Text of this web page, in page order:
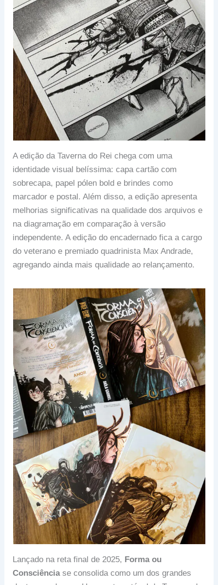
A edição da Taverna do Rei chega com uma
identidade visual belíssima: capa cartão com
sobrecapa, papel pólen bold e brindes como
marcador e postal. Além disso, a edição apresenta
melhorias significativas na qualidade dos arquivos e
na diagramação em comparação à versão
independente. A edição do encadernado fica a cargo
do veterano e premiado quadrinista Max Andrade,
agregando ainda mais qualidade ao relançamento.
Lançado na reta final de 2025, Forma ou
Consciênciase consolida como um dos grandes